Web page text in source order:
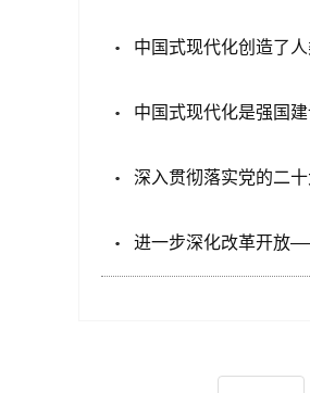
中国式现代化创造了
中国式现代化是强国
深入贯彻落实党的二
进一步深化改革开放